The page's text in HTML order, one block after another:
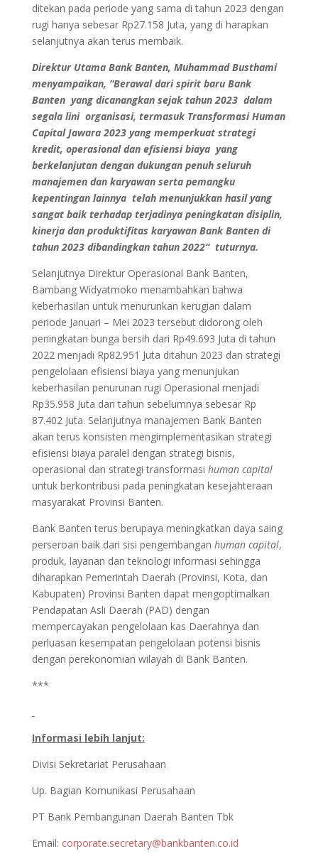
ditekan pada periode yang sama di tahun 2023 dengan
rugi hanya sebesar Rp27.158 Juta, yang di harapkan
selanjutnya akan terus membaik.
Direktur Utama Bank Banten, Muhammad Busthami
menyampaikan, “Berawal dari spirit baru Bank
Banten yang dicanangkan sejak tahun 2023 dalam
segala lini organisasi, termasuk Transformasi Human
Capital Jawara 2023 yang memperkuat strategi
kredit, operasional dan efisiensi biaya yang
berkelanjutan dengan dukungan penuh seluruh
manajemen dan karyawan serta pemangku
kepentingan lainnya telah menunjukkan hasil yang
sangat baik terhadap terjadinya peningkatan disiplin,
kinerja dan produktifitas karyawan Bank Banten di
tahun 2023 dibandingkan tahun 2022“ tuturnya.
Selanjutnya Direktur Operasional Bank Banten,
Bambang Widyatmoko menambahkan bahwa
keberhasilan untuk menurunkan kerugian dalam
periode Januari – Mei 2023 tersebut didorong oleh
peningkatan bunga bersih dari Rp49.693 Juta di tahun
2022 menjadi Rp82.951 Juta ditahun 2023 dan strategi
pengelolaan efisiensi biaya yang menunjukan
keberhasilan penurunan rugi Operasional menjadi
Rp35.958 Juta dari tahun sebelumnya sebesar Rp
87.402 Juta. Selanjutnya manajemen Bank Banten
akan terus konsisten mengimplementasikan strategi
efisiensi biaya paralel dengan strategi bisnis,
operasional dan strategi transformasi human capital
untuk berkontribusi pada peningkatan kesejahteraan
masyarakat Provinsi Banten.
Bank Banten terus berupaya meningkatkan daya saing
perseroan baik dari sisi pengembangan human capital,
produk, layanan dan teknologi informasi sehingga
diharapkan Pemerintah Daerah (Provinsi, Kota, dan
Kabupaten) Provinsi Banten dapat mengoptimalkan
Pendapatan Asli Daerah (PAD) dengan
mempercayakan pengelolaan kas Daerahnya dan
perluasan kesempatan pengelolaan potensi bisnis
dengan perekonomian wilayah di Bank Banten.
***
Informasi lebih lanjut:
Divisi Sekretariat Perusahaan
Up. Bagian Komunikasi Perusahaan
PT Bank Pembangunan Daerah Banten Tbk
Email: corporate.secretary@bankbanten.co.id